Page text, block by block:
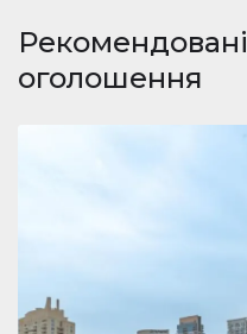
Рекомендовані
оголошення